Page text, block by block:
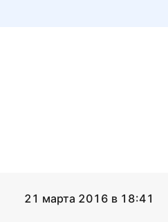
21 марта 2016 в 18:41